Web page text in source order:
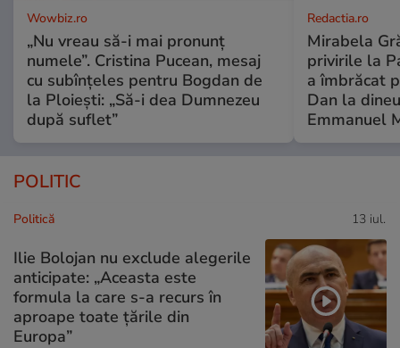
Wowbiz.ro
„Nu vreau să-i mai pronunț
numele”. Cristina Pucean, mesaj
cu subînțeles pentru Bogdan de
la Ploiești: „Să-i dea Dumnezeu
după suflet”
Redactia.ro
Mirabela
privirile la
a îmbrăcat
Dan la
Emmanuel
POLITIC
Politică 13 iul.
Ilie Bolojan nu exclude alegerile
anticipate: „Aceasta este
formula la care s-a recurs în
aproape toate ţările din
Europa”